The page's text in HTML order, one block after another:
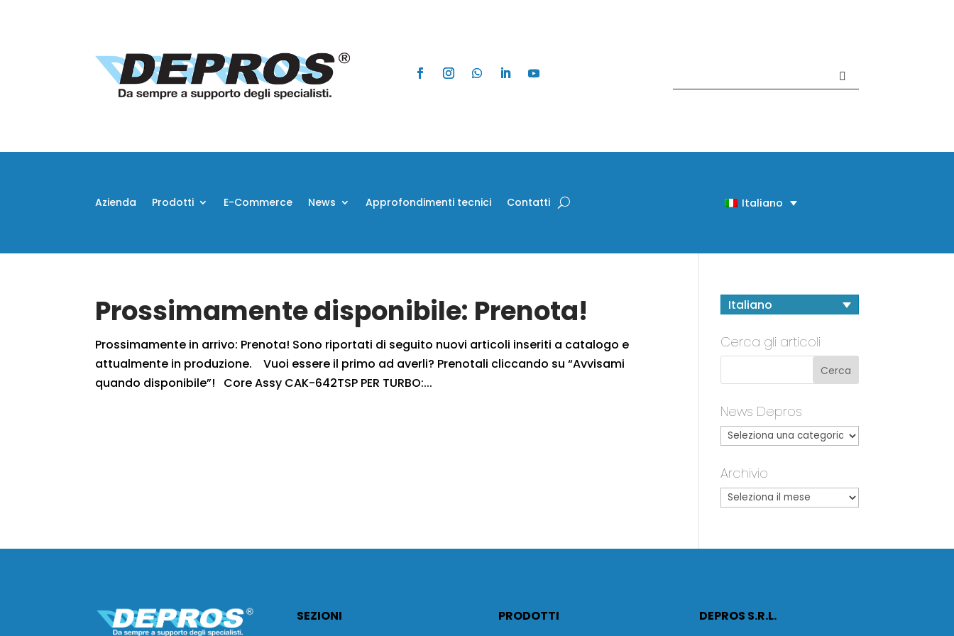
Azienda Prodotti E-Commerce News Approfondimenti tecnici Contatti Italiano
Prossimamente disponibile: Prenota!
Prossimamente in arrivo: Prenota! Sono riportati di seguito nuovi articoli inseriti a catalogo e
attualmente in produzione. Vuoi essere il primo ad averli? Prenotali cliccando su “Avvisami
quando disponibile”! Core Assy CAK-642TSP PER TURBO:...
Italiano
Cerca gli articoli
News Depros
Archivio
SEZIONI
PRODOTTI
DEPROS S.R.L.